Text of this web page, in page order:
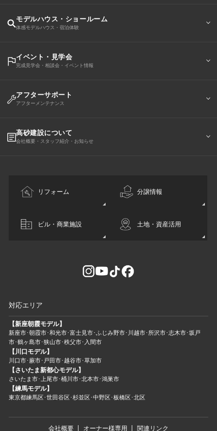
モデルハウス・ショールーム
体感モデルハウス・宿泊体験
イベント・見学会
完成見学会・相談会・イベント情報
アフターサポート
アフターメンテナンス
高砂建設について
会社概要・スタッフ紹介・お知らせ
リフォーム 分譲情報
ビル・商業施設 土地・資産活用
対応エリア
【新座朝霞モデル】
新座市･朝霞市･和光市･富士見市･ふじみ野市･川越市･所沢市･志木市･坂戸
市･鶴ヶ島市･狭山市･秩父市･入間市
【川口モデル】
川口市･蕨市･戸田市･越谷市･草加市
【さいたま新都心モデル】
さいたま市･上尾市･桶川市･北本市･鴻巣市
【練馬モデル】
東京都練馬区･世田谷区･杉並区･中野区･板橋区･北区
会社概要 オーナー様専用 関連リンク